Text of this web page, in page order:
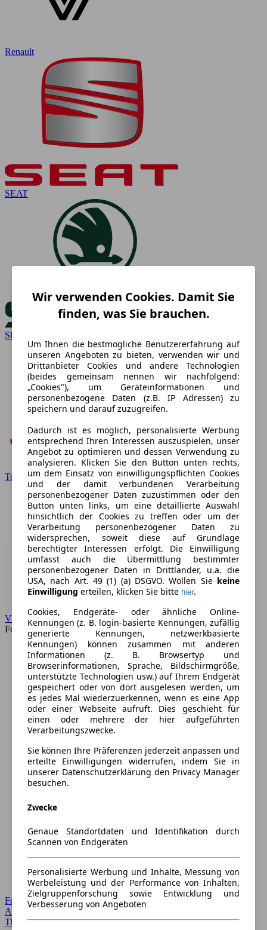
Renault
SEAT
Skoda
Toyota
VW
Forum
Forum Startseite
Alle Auto-Foren
Themen-Forum
Wir verwenden Cookies. Damit Sie
finden, was Sie brauchen.
Um Ihnen die bestmögliche Benutzererfahrung auf
unseren Angeboten zu bieten, verwenden wir und
Drittanbieter Cookies und andere Technologien
(beides gemeinsam nennen wir nachfolgend:
„Cookies"), um Geräteinformationen und
personenbezogene Daten (z.B. IP Adressen) zu
speichern und darauf zuzugreifen.
Dadurch ist es möglich, personalisierte Werbung
entsprechend Ihren Interessen auszuspielen, unser
Angebot zu optimieren und dessen Verwendung zu
analysieren. Klicken Sie den Button unten rechts,
um dem Einsatz von einwilligungspflichten Cookies
und der damit verbundenen Verarbeitung
personenbezogener Daten zuzustimmen oder den
Button unten links, um eine detaillierte Auswahl
hinsichtlich der Cookies zu treffen oder um der
Verarbeitung personenbezogener Daten zu
widersprechen, soweit diese auf Grundlage
berechtigter Interessen erfolgt. Die Einwilligung
umfasst auch die Übermittlung bestimmter
personenbezogener Daten in Drittländer, u.a. die
USA, nach Art. 49 (1) (a) DSGVO. Wollen Sie keine
Einwilligung erteilen, klicken Sie bitte hier.
Cookies, Endgeräte- oder ähnliche Online-
Kennungen (z. B. login-basierte Kennungen, zufällig
generierte Kennungen, netzwerkbasierte
Kennungen) können zusammen mit anderen
Informationen (z. B. Browsertyp und
Browserinformationen, Sprache, Bildschirmgröße,
unterstützte Technologien usw.) auf Ihrem Endgerät
gespeichert oder von dort ausgelesen werden, um
es jedes Mal wiederzuerkennen, wenn es eine App
oder einer Webseite aufruft. Dies geschieht für
einen oder mehrere der hier aufgeführten
Verarbeitungszwecke.
Sie können Ihre Präferenzen jederzeit anpassen und
erteilte Einwilligungen widerrufen, indem Sie in
unserer Datenschutzerklärung den Privacy Manager
besuchen.
Zwecke
Genaue Standortdaten und Identifikation durch
Scannen von Endgeräten
Personalisierte Werbung und Inhalte, Messung von
Werbeleistung und der Performance von Inhalten,
Zielgruppenforschung sowie Entwicklung und
Verbesserung von Angeboten